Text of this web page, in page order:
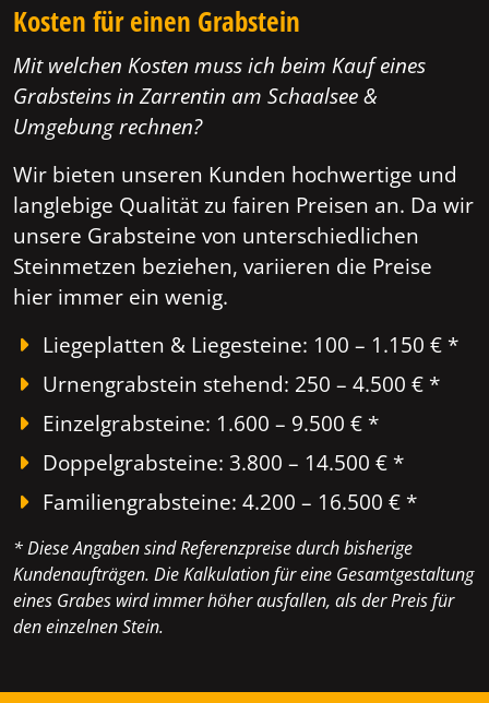
Kosten für einen Grabstein
Mit welchen Kosten muss ich beim Kauf eines
Grabsteins in Zarrentin am Schaalsee &
Umgebung rechnen?
Wir bieten unseren Kunden hochwertige und
langlebige Qualität zu fairen Preisen an. Da wir
unsere Grabsteine von unterschiedlichen
Steinmetzen beziehen, variieren die Preise
hier immer ein wenig.
Liegeplatten & Liegesteine: 100 – 1.150 € *
Urnengrabstein stehend: 250 – 4.500 € *
Einzelgrabsteine: 1.600 – 9.500 € *
Doppelgrabsteine: 3.800 – 14.500 € *
Familiengrabsteine: 4.200 – 16.500 € *
* Diese Angaben sind Referenzpreise durch bisherige
Kundenaufträgen. Die Kalkulation für eine Gesamtgestaltung
eines Grabes wird immer höher ausfallen, als der Preis für
den einzelnen Stein.